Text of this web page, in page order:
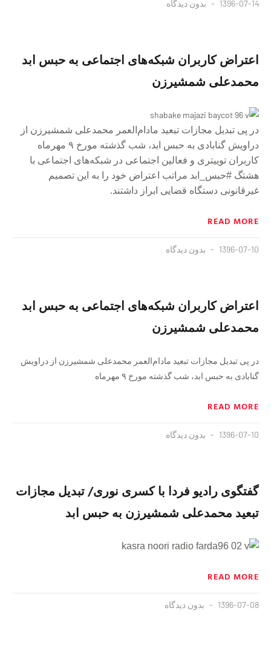
1396-07-14 بدون دیدگاه
اعتراض کاربران شبکه‌های اجتماعی به حبس ابد
محمدعلی شمشیرزن
در پی تبدیل مجازات تبعید مادام‌العمر محمدعلی شمشیرزن از
دراویش گنابادی به حبس ابد، شب گذشته مورخ ۹ مهرماه
کاربران توییتری و فعالین اجتماعی در شبکه‌های اجتماعی با
هشتگ #حبس_ابد مراتب اعتراض خود را به این تصمیم
غیرقانونی دستگاه قضایی ابراز داشتند.
READ MORE
1396-07-10 بدون دیدگاه
اعتراض کاربران شبکه‌های اجتماعی به حبس ابد
محمدعلی شمشیرزن
در پی تبدیل مجازات تبعید مادام‌العمر محمدعلی شمشیرزن از دراویش
گنابادی به حبس ابد، شب گذشته مورخ ۹ مهرماه
READ MORE
1396-07-10 بدون دیدگاه
گفتگوی رادیو فردا با کسری نوری/ تبدیل مجازات
تبعید محمدعلی شمشیرزن به حبس ابد
READ MORE
1396-07-08 بدون دیدگاه